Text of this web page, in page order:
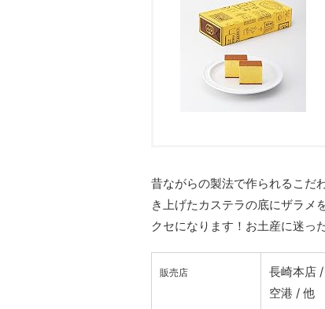
昔ながらの製法で作られるこだ
き上げたカステラの底にザラメ
クセになります！お土産に迷っ
販売店
長崎本店
空港 / 他